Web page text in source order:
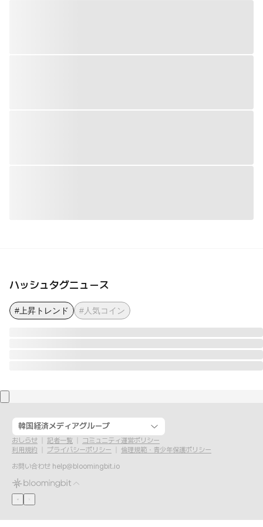
ハッシュタグニュース
#上昇トレンド #人気コイン
韓国経済メディアグループ
おしらせ 記者一覧
コミュニティ運営ポリシー
利用規約
プライバシーポリシー
倫理規範・青少年保護ポリシー
お問い合わせ help@bloomingbit.io